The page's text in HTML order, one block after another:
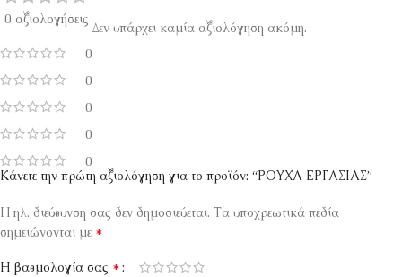
0 αξιολογήσεις
0
0
0
0
0
Δεν υπάρχει καμία αξιολόγηση ακόμη.
Κάνετε την πρώτη αξιολόγηση για το προϊόν: “ΡΟΥΧΑ ΕΡΓΑΣΙΑΣ”
Η ηλ. διεύθυνση σας δεν δημοσιεύεται. Τα υποχρεωτικά πεδία
σημειώνονται με *
Η βαθμολογία σας *